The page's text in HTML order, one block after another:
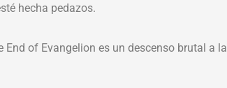
hecha pedazos.
End of Evangelion es un descenso brutal a la